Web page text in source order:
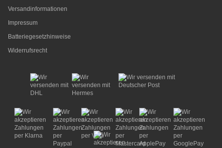
Versandinformationen
Impressum
Batteriegesetzhinweise
Widerrufsrecht